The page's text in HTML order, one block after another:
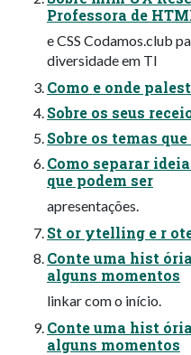
Professora de
e CSS Codamos.club
diversidade em TI
Como e onde
Sobre os seus
Sobre os temas
Como separar
que podem ser
apresentações.
St or ytelling e r
Conte uma hist
alguns momentos
linkar com o início.
Conte uma hist
alguns momentos